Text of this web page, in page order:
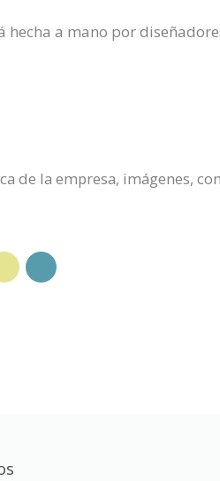
a mano por
de la empresa, imágenes,